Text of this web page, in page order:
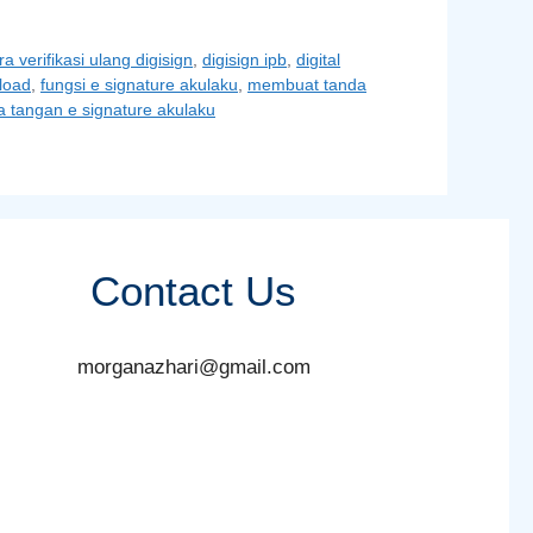
verifikasi ulang digisign ,digisign ipb ,digital
fungsi e signature akulaku
membuat tanda
tangan e signature akulaku
Contact Us
morganazhari@gmail.com